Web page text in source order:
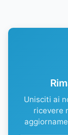
Unisciti ai
ricevere